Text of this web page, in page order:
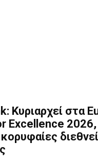
Κυριαρχεί στα
Excellence